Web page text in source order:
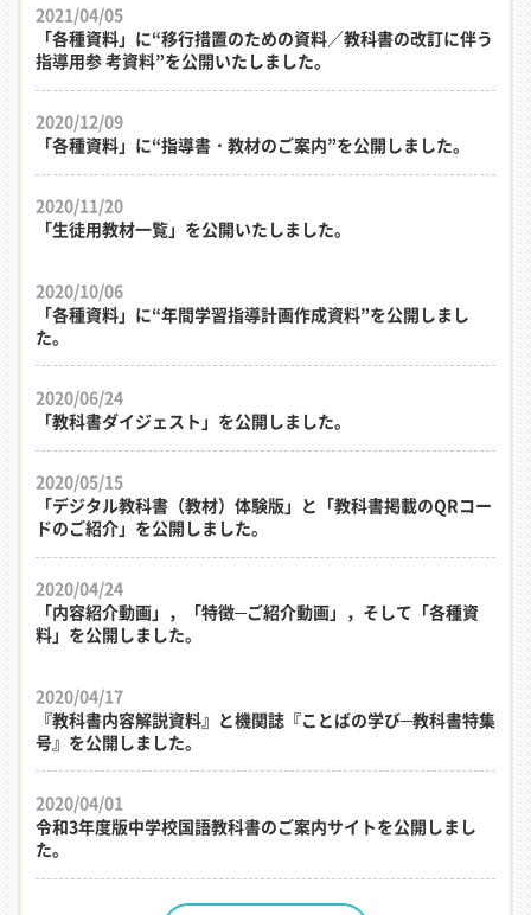
2021/04/05
「各種資料」に“移行措置のための資料／教科書の改訂に伴う
指導用参 考資料”を公開いたしました。
2020/12/09
「各種資料」に“指導書・教材のご案内”を公開しました。
2020/11/20
「生徒用教材一覧」を公開いたしました。
2020/10/06
「各種資料」に“年間学習指導計画作成資料”を公開しまし
た。
2020/06/24
「教科書ダイジェスト」を公開しました。
2020/05/15
「デジタル教科書（教材）体験版」と「教科書掲載のQRコー
ドのご紹介」を公開しました。
2020/04/24
「内容紹介動画」，「特徴─ご紹介動画」，そして「各種資
料」を公開しました。
2020/04/17
『教科書内容解説資料』と機関誌『ことばの学び─教科書特集
号』を公開しました。
2020/04/01
令和3年度版中学校国語教科書のご案内サイトを公開しまし
た。